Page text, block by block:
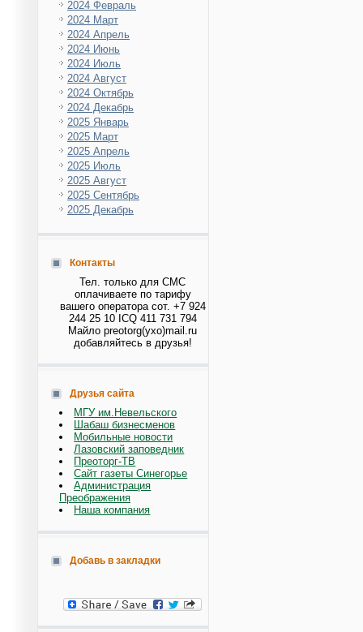
2024 Февраль
2024 Март
2024 Апрель
2024 Июнь
2024 Июль
2024 Август
2024 Октябрь
2024 Декабрь
2025 Январь
2025 Март
2025 Апрель
2025 Июль
2025 Август
2025 Сентябрь
2025 Декабрь
Контакты
Тел. только для СМС
оплачиваете по тарифу
вашего оператора сот. +7 924
244 25 10 ICQ 411 731 794
Майло preotorg(ухо)mail.ru
добавляйтесь в друзья!
Друзья сайта
МГУ им.Невельского
Шабаш бизнесменов
Мобильные новости
Лазовский заповедник
Преоторг-ТВ
Сайт газеты Синегорье
Администрация
Преображения
Наша компания
Добавь в закладки